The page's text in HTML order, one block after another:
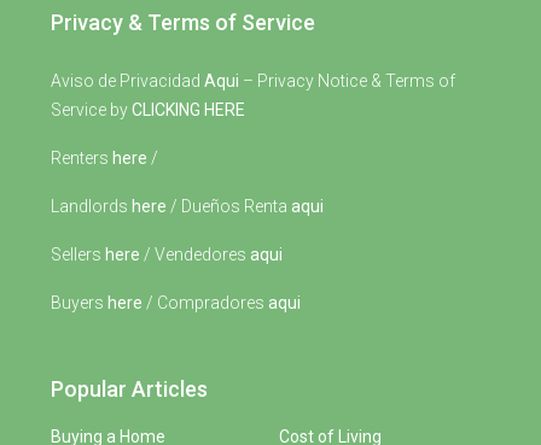
Privacy & Terms of Service
Aviso de Privacidad Aqui – Privacy Notice & Terms of
Service byCLICKING HERE
Renters here /
Landlords here / Dueños Renta aqui
Sellers here / Vendedores aqui
Buyers here / Compradores aqui
Popular Articles
Buying a Home
Cost of Living